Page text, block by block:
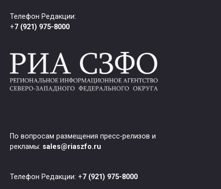
Телефон Редакции:
+7 (921) 975-8000
По вопросам размещения пресс-релизов и
рекламы: sales@riaszfo.ru
Телефон Редакции: +7 (921) 975-8000